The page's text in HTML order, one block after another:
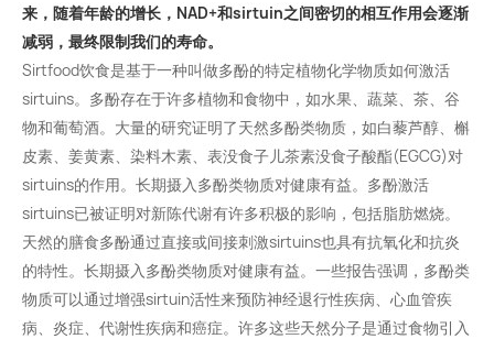
来，随着年龄的增长，NAD+和sirtuin之间密切的相互作用会逐渐
减弱，最终限制我们的寿命。
Sirtfood饮食是基于一种叫做多酚的特定植物化学物质如何激活
sirtuins。多酚存在于许多植物和食物中，如水果、蔬菜、茶、谷
物和葡萄酒。大量的研究证明了天然多酚类物质，如白藜芦醇、槲
皮素、姜黄素、染料木素、表没食子儿茶素没食子酸酯(EGCG)对
sirtuins的作用。长期摄入多酚类物质对健康有益。多酚激活
sirtuins已被证明对新陈代谢有许多积极的影响，包括脂肪燃烧。
天然的膳食多酚通过直接或间接刺激sirtuins也具有抗氧化和抗炎
的特性。长期摄入多酚类物质对健康有益。一些报告强调，多酚类
物质可以通过增强sirtuin活性来预防神经退行性疾病、心血管疾
病、炎症、代谢性疾病和癌症。许多这些天然分子是通过食物引入